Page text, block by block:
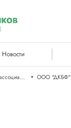
Новости
Участники ассоциации ООО "ДКБФ"